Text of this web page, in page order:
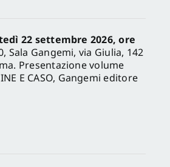
22 settembre 2026, ore
Sala Gangemi, via Giulia, 142
Presentazione volume
E CASO, Gangemi editore